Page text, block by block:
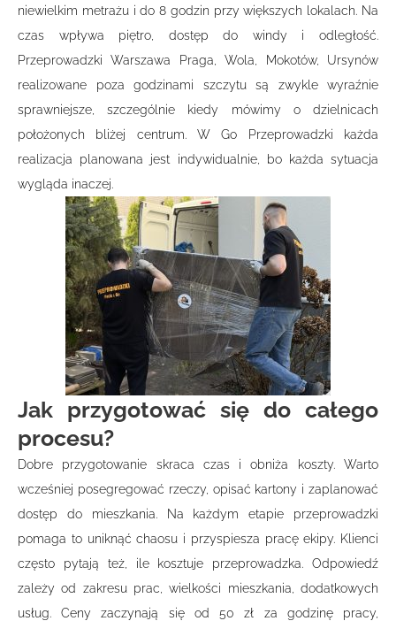
niewielkim metrażu i do 8 godzin przy większych lokalach. Na
czas wpływa piętro, dostęp do windy i odległość.
Przeprowadzki Warszawa Praga, Wola, Mokotów, Ursynów
realizowane poza godzinami szczytu są zwykle wyraźnie
sprawniejsze, szczególnie kiedy mówimy o dzielnicach
położonych bliżej centrum. W Go Przeprowadzki każda
realizacja planowana jest indywidualnie, bo każda sytuacja
wygląda inaczej.
Jak przygotować się do całego
procesu?
Dobre przygotowanie skraca czas i obniża koszty. Warto
wcześniej posegregować rzeczy, opisać kartony i zaplanować
dostęp do mieszkania. Na każdym etapie przeprowadzki
pomaga to uniknąć chaosu i przyspiesza pracę ekipy. Klienci
często pytają też, ile kosztuje przeprowadzka. Odpowiedź
zależy od zakresu prac, wielkości mieszkania, dodatkowych
usług. Ceny zaczynają się od 50 zł za godzinę pracy,